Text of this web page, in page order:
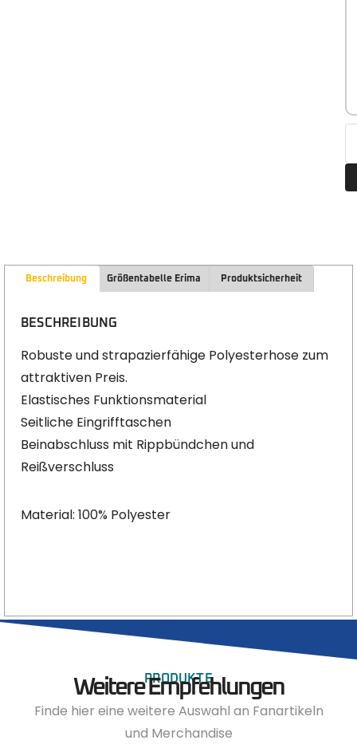
Beschreibung Größentabelle Erima Produktsicherheit
BESCHREIBUNG
Robuste und strapazierfähige Polyesterhose zum
attraktiven Preis.
Elastisches Funktionsmaterial
Seitliche Eingrifftaschen
Beinabschluss mit Rippbündchen und
Reißverschluss
Material: 100% Polyester
PRODUKTE
Weitere Empfehlungen
Finde hier eine weitere Auswahl an Fanartikeln
und Merchandise